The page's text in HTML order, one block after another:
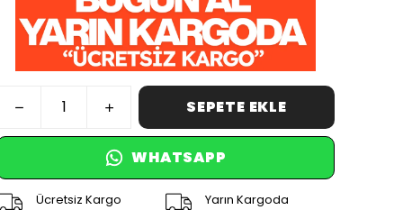
SEPETE EKLE
WHATSAPP
Ücretsiz Kargo Yarın Kargoda